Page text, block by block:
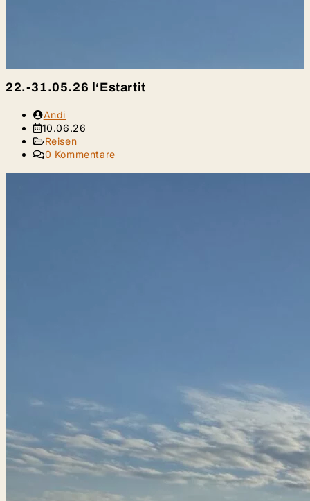
22.-31.05.26 l‘Estartit
Beitrags-
Autor:
Andi
Beitrag
veröffentlicht:
10.06.26
Beitrags-
Kategorie:
Reisen
Beitrags-
0 Kommentare